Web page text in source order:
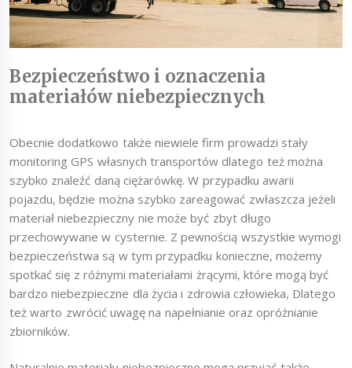
Bezpieczeństwo i oznaczenia
materiałów niebezpiecznych
Obecnie dodatkowo także niewiele firm prowadzi stały
monitoring GPS własnych transportów dlatego też można
szybko znaleźć daną ciężarówkę. W przypadku awarii
pojazdu, będzie można szybko zareagować zwłaszcza jeżeli
materiał niebezpieczny nie może być zbyt długo
przechowywane w cysternie. Z pewnością wszystkie wymogi
bezpieczeństwa są w tym przypadku konieczne, możemy
spotkać się z różnymi materiałami żrącymi, które mogą być
bardzo niebezpieczne dla życia i zdrowia człowieka, Dlatego
też warto zwrócić uwagę na napełnianie oraz opróżnianie
zbiorników.